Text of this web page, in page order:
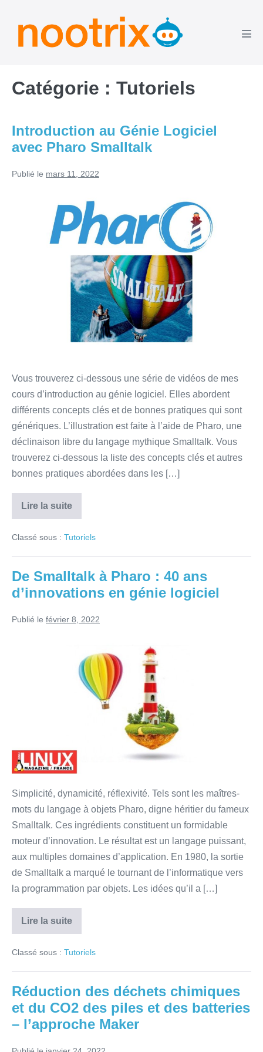
Catégorie : Tutoriels
Introduction au Génie Logiciel
avec Pharo Smalltalk
Publié le mars 11, 2022
Vous trouverez ci-dessous une série de vidéos de mes
cours d’introduction au génie logiciel. Elles abordent
différents concepts clés et de bonnes pratiques qui sont
génériques. L’illustration est faite à l’aide de Pharo, une
déclinaison libre du langage mythique Smalltalk. Vous
trouverez ci-dessous la liste des concepts clés et autres
bonnes pratiques abordées dans les […]
Lire la suite
Introduction
au
Logiciel
Pharo
Classé sous : Tutoriels
De Smalltalk à Pharo : 40 ans
d’innovations en génie logiciel
Publié le février 8, 2022
d’innovations
en
génie
logiciel
Simplicité, dynamicité, réflexivité. Tels sont les maîtres-
mots du langage à objets Pharo, digne héritier du fameux
Smalltalk. Ces ingrédients constituent un formidable
moteur d’innovation. Le résultat est un langage puissant,
aux multiples domaines d’application. En 1980, la sortie
de Smalltalk a marqué le tournant de l’informatique vers
la programmation par objets. Les idées qu’il a […]
Lire la suite
De
Smalltalk
Pharo
40
d’innovations
génie
Classé sous : Tutoriels
Réduction des déchets chimiques
et du CO2 des piles et des batteries
– l’approche Maker